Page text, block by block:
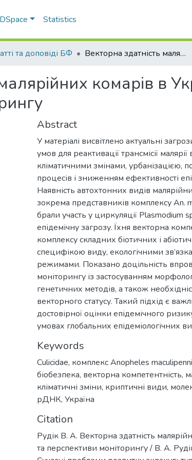
Statistics
та доповіді БФ Векторна здатність малярійних комарів в Україні: виклики та перспективи моніторингу
комарів в
Abstract
У матеріалі висвітлено актуальні
умов для реактивації трансмісії
кліматичними змінами, урбанізацією,
процесів і зниженням ефективності
Наявність автохтонних видів
зокрема представників комплексу An.
брали участь у циркуляції Plasmodium
епідемічну загрозу. Їхня векторна
комплексу складних біотичних і
специфікою виду, екологічними
режимами. Показано доцільність
моніторингу із застосуванням
генетичних методів, а також
векторного статусу. Такий підхід є
достовірної оцінки епідемічного
умовах глобальних епідеміологічних
Keywords
Culicidae, комплекс Anopheles
біобезпека, векторна компетентність,
кліматичні зміни, криптичні види,
рДНК, Україна
Citation
Рудік В. А. Векторна здатність
та перспективи моніторингу / В. А.